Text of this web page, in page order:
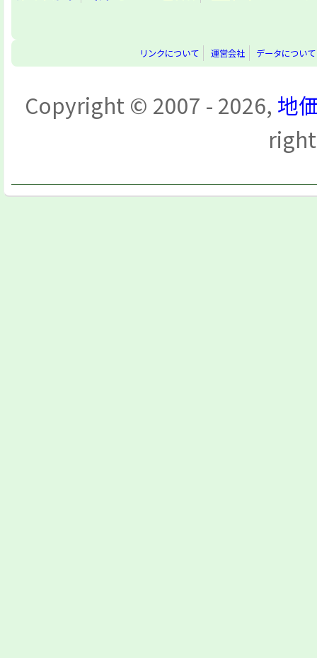
リンクについて 運営会社 データについて
Copyright © 2007 - 2026, 地